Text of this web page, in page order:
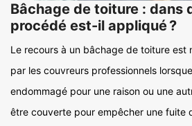
Bâchage de toiture : dans
procédé est-il appliqué ?
Le recours à un bâchage de toiture est
par les couvreurs professionnels
endommagé pour une raison ou une
être couverte pour empêcher une fuite